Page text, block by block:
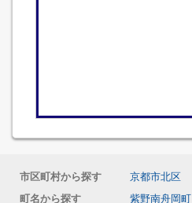
市区町村から探す
京都市北区
町名から探す
紫野南舟岡町